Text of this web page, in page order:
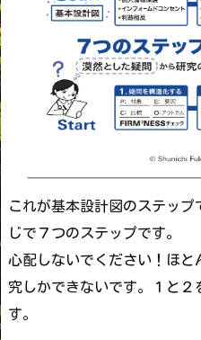
これが基本設計図のステッ
じで７つのステップです。
心配しないでください！ほ
究しかできないです。１と ２
す。